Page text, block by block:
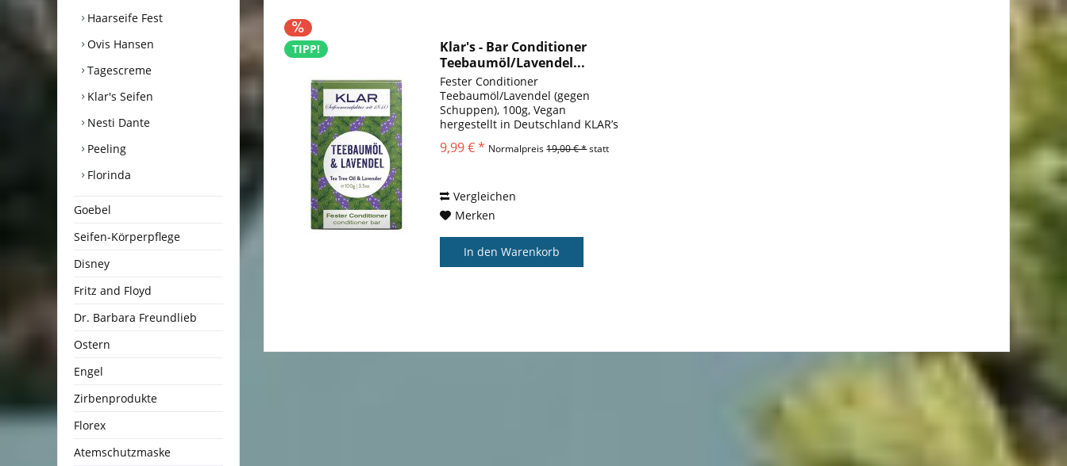
Haarseife Fest
Ovis Hansen
Tagescreme
Klar's Seifen
Nesti Dante
Peeling
Florinda
Goebel
Seifen-Körperpflege
Disney
Fritz and Floyd
Dr. Barbara Freundlieb
Ostern
Engel
Zirbenprodukte
Florex
Atemschutzmaske
TIPP!
Klar's - Bar Conditioner
Teebaumöl/Lavendel...
Fester Conditioner
Teebaumöl/Lavendel (gegen
Schuppen), 100g, Vegan
hergestellt in Deutschland KLAR’s
Lavendel macht das Haar
zeitgleich die Kopfhaut. Damit...
9,99 € * Normalpreis19,00 € *statt
Vergleichen
Merken
In den Warenkorb